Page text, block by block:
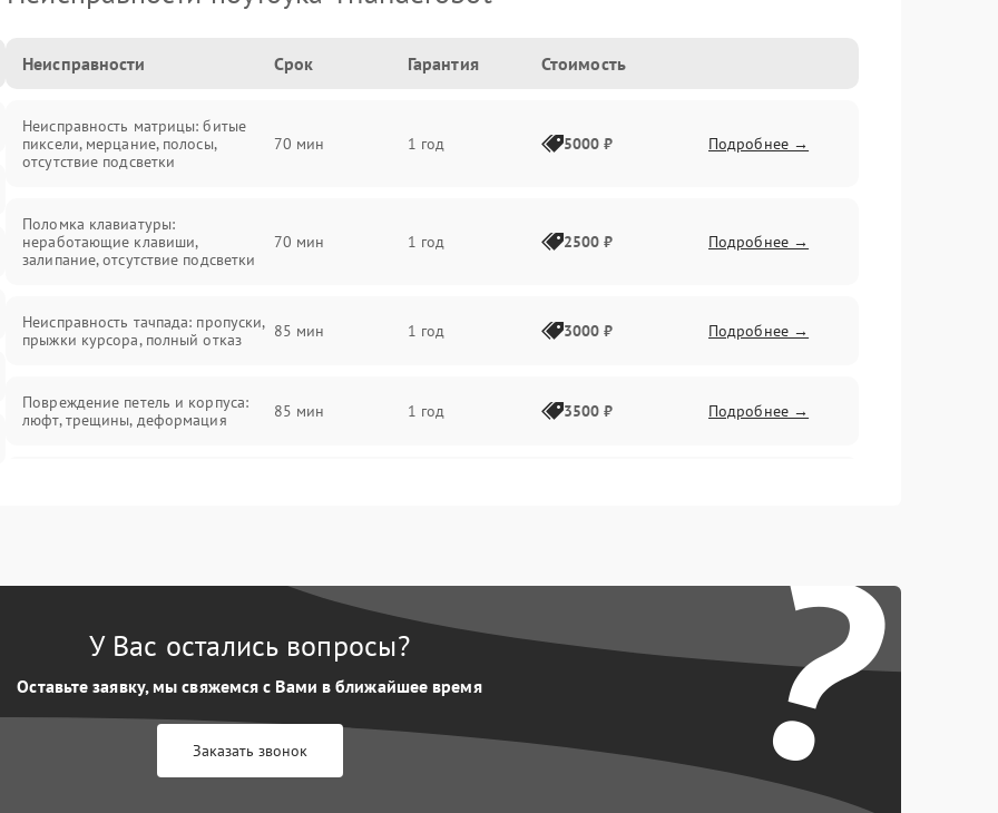
Неисправности Срок Гарантия Стоимость
Неисправность матрицы: битые
пиксели, мерцание, полосы,
отсутствие подсветки
70 мин 1 год 5000 ₽ Подробнее →
Поломка клавиатуры:
неработающие клавиши,
залипание, отсутствие подсветки
70 мин 1 год 2500 ₽ Подробнее →
Неисправность тачпада: пропуски,
прыжки курсора, полный отказ
85 мин 1 год 3000 ₽ Подробнее →
Повреждение петель и корпуса:
люфт, трещины, деформация
85 мин 1 год 3500 ₽ Подробнее →
85 мин 1 год 2000 ₽ Подробнее →
Перегрев из‑за пыли, износа
термопасты или неисправности
кулера
75 мин Подробнее →
Выход из строя SSD или HDD:
медленная загрузка, ошибки
80 мин Подробнее →
?
У Вас остались вопросы?
Оставьте заявку, мы свяжемся с Вами в ближайшее время
Заказать звонок